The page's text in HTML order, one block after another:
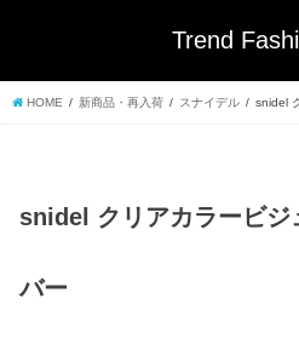
Trend
HOME 新商品・再入荷 スナイデル snidel
snidel クリアカラービジ
バー